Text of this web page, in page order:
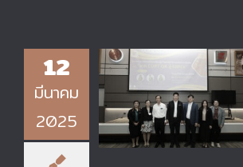
12
มีนาคม
2025
วิทยาลัยเทคโนโลยี
อุตสาหกรรม มจพ.
ร่วมแลกเปลี่ยนเรียนรู้สู่
ความเป็นเลิศด้าน
EdPEx